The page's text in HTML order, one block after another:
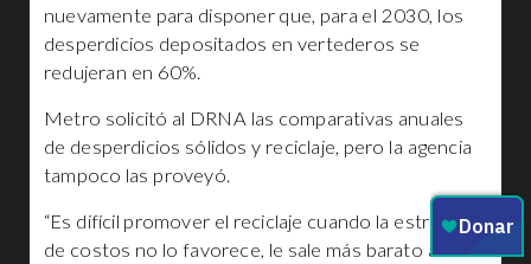
nuevamente para disponer que, para el 2030, los
desperdicios depositados en vertederos se
redujeran en 60%.
Metro solicitó al DRNA las comparativas anuales
de desperdicios sólidos y reciclaje, pero la agencia
tampoco las proveyó.
“Es difícil promover el reciclaje cuando la estructura
de costos no lo favorece, le sale más barato a los